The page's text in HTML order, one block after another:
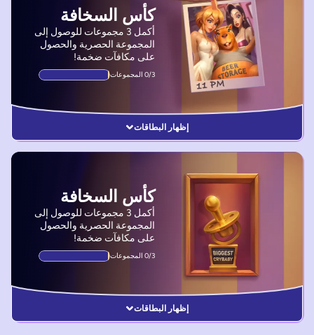
كأس السخافة
أكمل 3 مجموعات للوصول إلى
المجموعة الحصرية والحصول
على مكافآت ضخمة!
0/3 المجموعات
إظهار البطاقات
كأس السخافة
أكمل 3 مجموعات للوصول إلى
المجموعة الحصرية والحصول
على مكافآت ضخمة!
0/3 المجموعات
إظهار البطاقات